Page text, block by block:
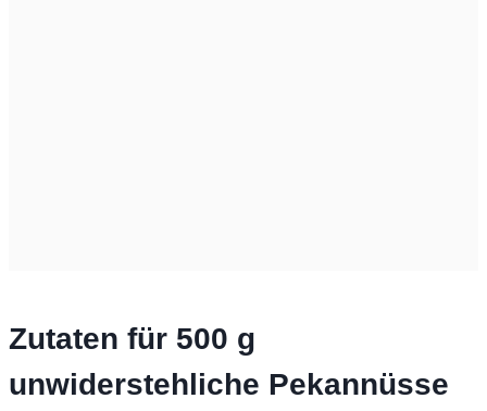
Zutaten für 500 g
unwiderstehliche Pekannüsse